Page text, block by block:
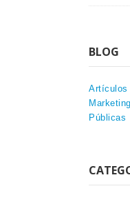
BLOG
Artículos
Públicas